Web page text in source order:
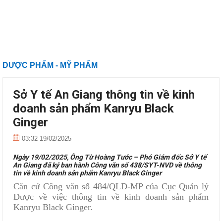
DƯỢC PHẨM - MỸ PHẨM
Sở Y tế An Giang thông tin về kinh
doanh sản phẩm Kanryu Black
Ginger
03:32 19/02/2025
Ngày 19/02/2025, Ông Từ Hoàng Tước – Phó Giám đốc Sở Y tế
An Giang đã ký ban hành Công văn số 438/SYT-NVD về thông
tin về kinh doanh sản phẩm Kanryu Black Ginger
Căn cứ Công văn số 484/QLD-MP của Cục Quản lý
Dược về việc thông tin về kinh doanh sản phẩm
Kanryu Black Ginger.